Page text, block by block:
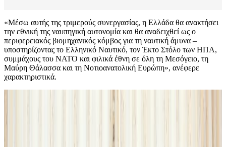
«Μέσω αυτής της τριμερούς συνεργασίας, η Ελλάδα θα ανακτήσει
την εθνική της ναυπηγική αυτονομία και θα αναδειχθεί ως ο
περιφερειακός βιομηχανικός κόμβος για τη ναυτική άμυνα –
υποστηρίζοντας το Ελληνικό Ναυτικό, τον Έκτο Στόλο των ΗΠΑ,
συμμάχους του ΝΑΤΟ και φιλικά έθνη σε όλη τη Μεσόγειο, τη
Μαύρη Θάλασσα και τη Νοτιοανατολική Ευρώπη», ανέφερε
χαρακτηριστικά.